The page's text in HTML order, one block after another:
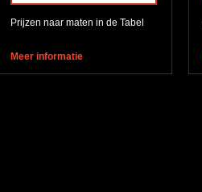
Prijzen naar maten in de Tabel
Meer informatie